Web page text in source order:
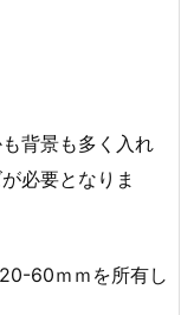
背景も多く入れ
必要となりま
60ｍｍを所有し